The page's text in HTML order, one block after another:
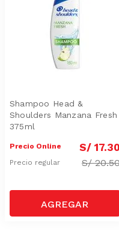
Shampoo Head &
Shoulders Manzana Fresh
375ml
Precio Online S/ 17.
Precio regular S/